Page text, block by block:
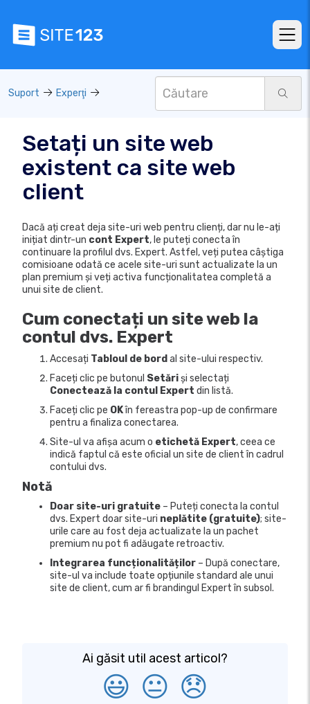
Suport Experţi
Setați un site web
existent ca site web
client
Dacă ați creat deja site-uri web pentru clienți, dar nu le-ați
inițiat dintr-un cont Expert, le puteți conecta în
continuare la profilul dvs. Expert. Astfel, veți putea câștiga
comisioane odată ce acele site-uri sunt actualizate la un
plan premium și veți activa funcționalitatea completă a
unui site de client.
Cum conectați un site web la
contul dvs. Expert
Accesați Tabloul de bord al site-ului respectiv.
Faceți clic pe butonul Setăriși selectați
Conectează la contul Expert din listă.
Faceți clic pe OKîn fereastra pop-up de confirmare
pentru a finaliza conectarea.
Site-ul va afișa acum o etichetă Expert, ceea ce
indică faptul că este oficial un site de client în cadrul
contului dvs.
Notă
Doar site-uri gratuite – Puteți conecta la contul
dvs. Expert doar site-uri neplătite (gratuite); site-
urile care au fost deja actualizate la un pachet
premium nu pot fi adăugate retroactiv.
Integrarea funcționalităților – După conectare,
site-ul va include toate opțiunile standard ale unui
site de client, cum ar fi brandingul Expert în subsol.
Ai găsit util acest articol?
😃 😐 😞